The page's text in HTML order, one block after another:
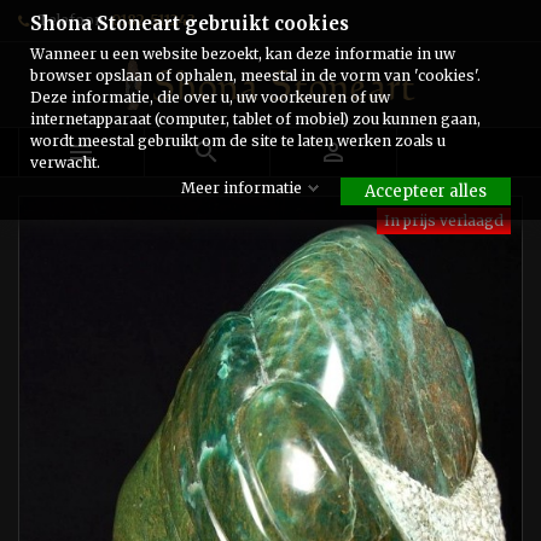
Telefoon: 0182-511243
  
In prijs verlaagd
Shona Stoneart gebruikt cookies
Wanneer u een website bezoekt, kan deze informatie in uw
browser opslaan of ophalen, meestal in de vorm van 'cookies'.
Deze informatie, die over u, uw voorkeuren of uw
internetapparaat (computer, tablet of mobiel) zou kunnen gaan,
wordt meestal gebruikt om de site te laten werken zoals u
verwacht.
Meer informatie
Accepteer alles